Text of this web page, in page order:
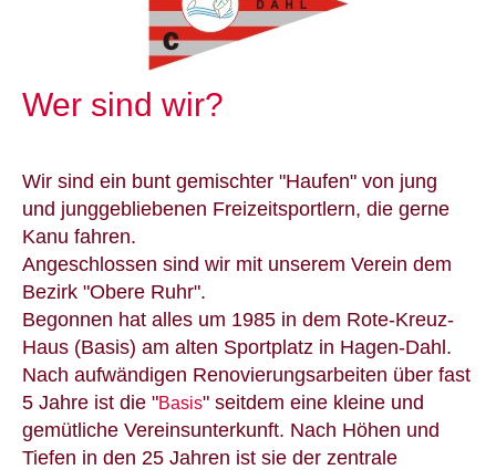
Wer sind wir?
Wir sind ein bunt gemischter "Haufen" von jung
und junggebliebenen Freizeitsportlern, die gerne
Kanu fahren.
Angeschlossen sind wir mit unserem Verein dem
Bezirk "Obere Ruhr".
Begonnen hat alles um 1985 in dem Rote-Kreuz-
Haus (Basis) am alten Sportplatz in Hagen-Dahl.
Nach aufwändigen Renovierungsarbeiten über fast
5 Jahre ist die "Basis" seitdem eine kleine und
gemütliche Vereinsunterkunft. Nach Höhen und
Tiefen in den 25 Jahren ist sie der zentrale